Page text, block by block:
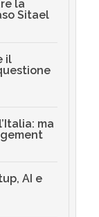
la
Sitael
il
ma
AI e